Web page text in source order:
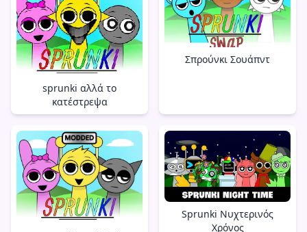
sprunki αλλά το
κατέστρεψα
Σπρούνκι Σουάπντ
Sprunki Νυχτερινός
Χρόνος